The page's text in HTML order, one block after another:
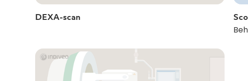
DEXA-scan